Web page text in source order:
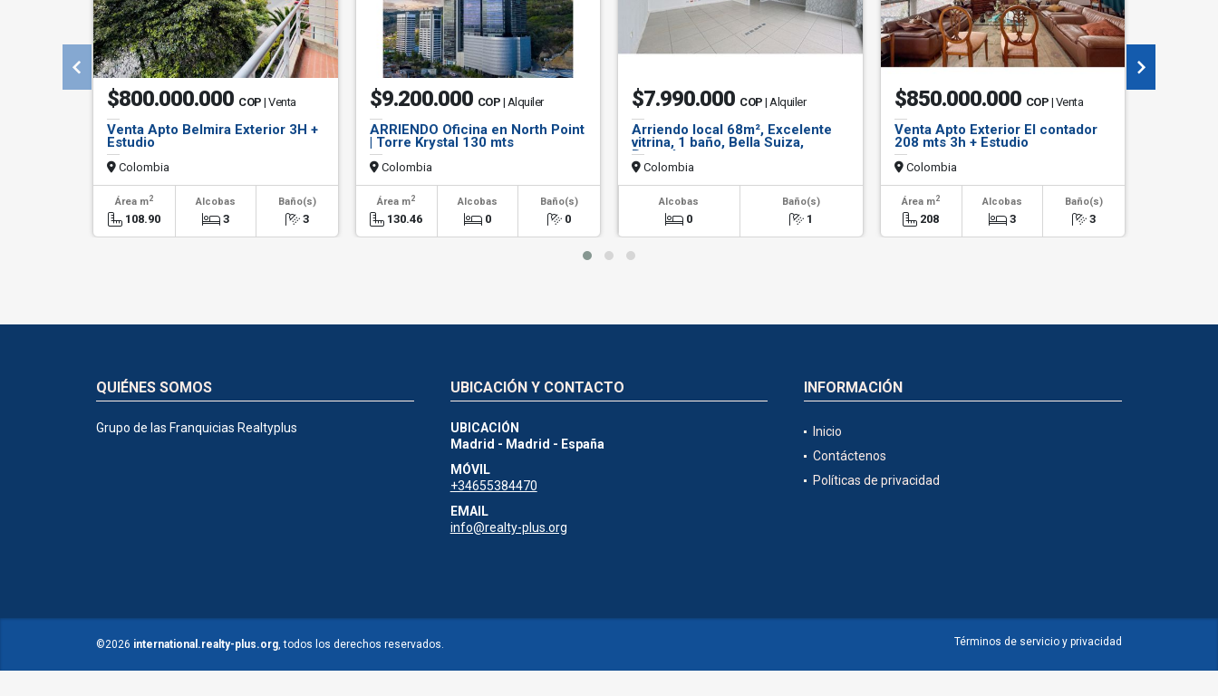
$800.000.000 COP | Venta
Venta Apto Belmira Exterior 3H +
Estudio
Colombia
Área m2
108.90
Alcobas
3
Baño(s)
3
$9.200.000 COP | Alquiler
ARRIENDO Oficina en North Point
| Torre Krystal 130 mts
Colombia
Área m2
130.46
Alcobas
0
Baño(s)
0
$7.990.000 COP | Alquiler
Arriendo local 68m², Excelente
vitrina, 1 baño, Bella Suiza,
Bogotá.
Colombia
Alcobas
0
Baño(s)
1
$850.000.000 COP | Venta
Venta Apto Exterior El contador
208 mts 3h + Estudio
Colombia
Área m2
208
Alcobas
3
Baño(s)
3
QUIÉNES SOMOS
Grupo de las Franquicias Realtyplus
UBICACIÓN Y CONTACTO
UBICACIÓN
Madrid - Madrid - España
MÓVIL
+34655384470
EMAIL
info@realty-plus.org
INFORMACIÓN
Inicio
Contáctenos
Políticas de privacidad
©2026 international.realty-plus.org, todos los derechos reservados. Términos de servicio y privacidad